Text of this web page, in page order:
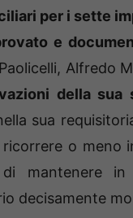
per i sette
e
Alfredo
della sua
sua
o meno
mantenere
decisamente